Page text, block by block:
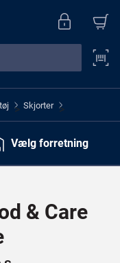
> Skjorter >
Vælg forretning
& Care